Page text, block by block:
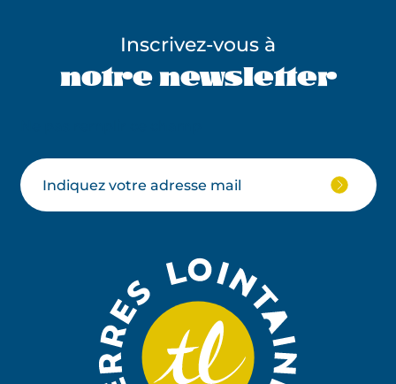
Inscrivez-vous à
notre newsletter
Votre
email
JE